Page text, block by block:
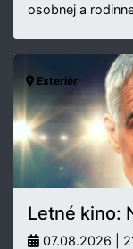
osobnej a
Exteriér
Letné kino:
07.08.2026 |